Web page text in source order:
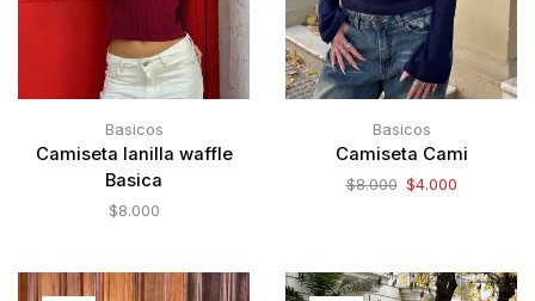
Basicos
Camiseta lanilla waffle
Basica
$8.000
Basicos
Camiseta Cami
$8.000 $4.000